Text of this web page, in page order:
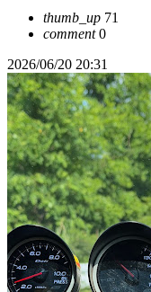
thumb_up 71
comment0
2026/06/20 20:31